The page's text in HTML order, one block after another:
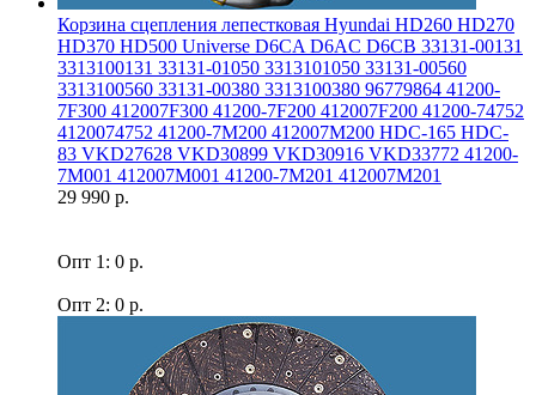
Корзина сцепления лепестковая Hyundai HD260 HD270
HD370 HD500 Universe D6CA D6AC D6CB 33131-00131
3313100131 33131-01050 3313101050 33131-00560
3313100560 33131-00380 3313100380 96779864 41200-
7F300 412007F300 41200-7F200 412007F200 41200-74752
4120074752 41200-7M200 412007M200 HDC-165 HDC-
83 VKD27628 VKD30899 VKD30916 VKD33772 41200-
7M001 412007M001 41200-7M201 412007M201
29 990 р.
Опт 1: 0 р.
Опт 2: 0 р.